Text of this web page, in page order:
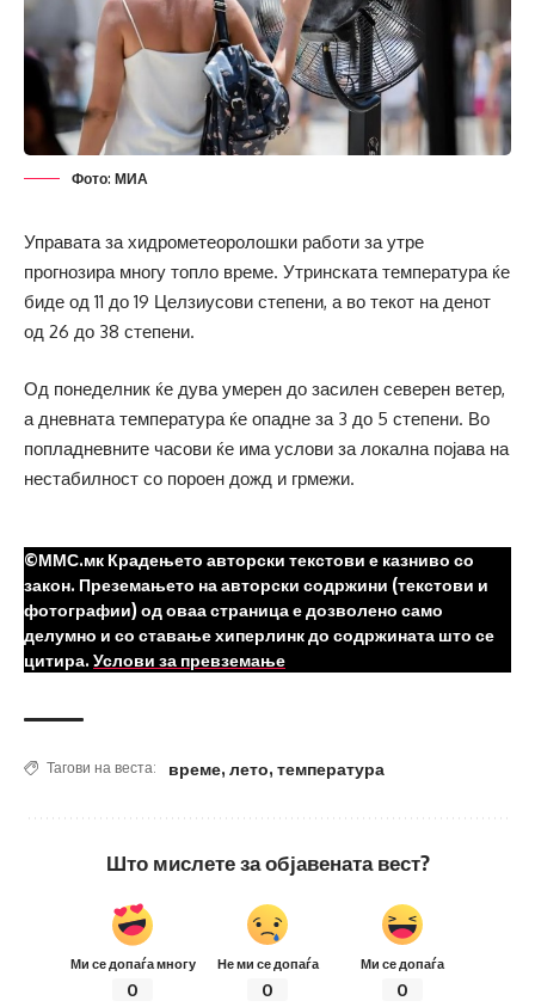
Фото: МИА
Управата за хидрометеоролошки работи за утре
прогнозира многу топло време. Утринската температура ќе
биде од 11 до 19 Целзиусови степени, а во текот на денот
од 26 до 38 степени.
Од понеделник ќе дува умерен до засилен северен ветер,
а дневната температура ќе опадне за 3 до 5 степени. Во
попладневните часови ќе има услови за локална појава на
нестабилност со пороен дожд и грмежи.
©ММС.мк Крадењето авторски текстови е казниво со
закон. Преземањето на авторски содржини (текстови и
фотографии) од оваа страница е дозволено само
делумно и со ставање хиперлинк до содржината што се
цитира. Услови за превземање
Тагови на веста: време, лето, температура
Што мислете за објавената вест?
Ми се допаѓа многу
0
Не ми се допаѓа
0
Ми се допаѓа
0